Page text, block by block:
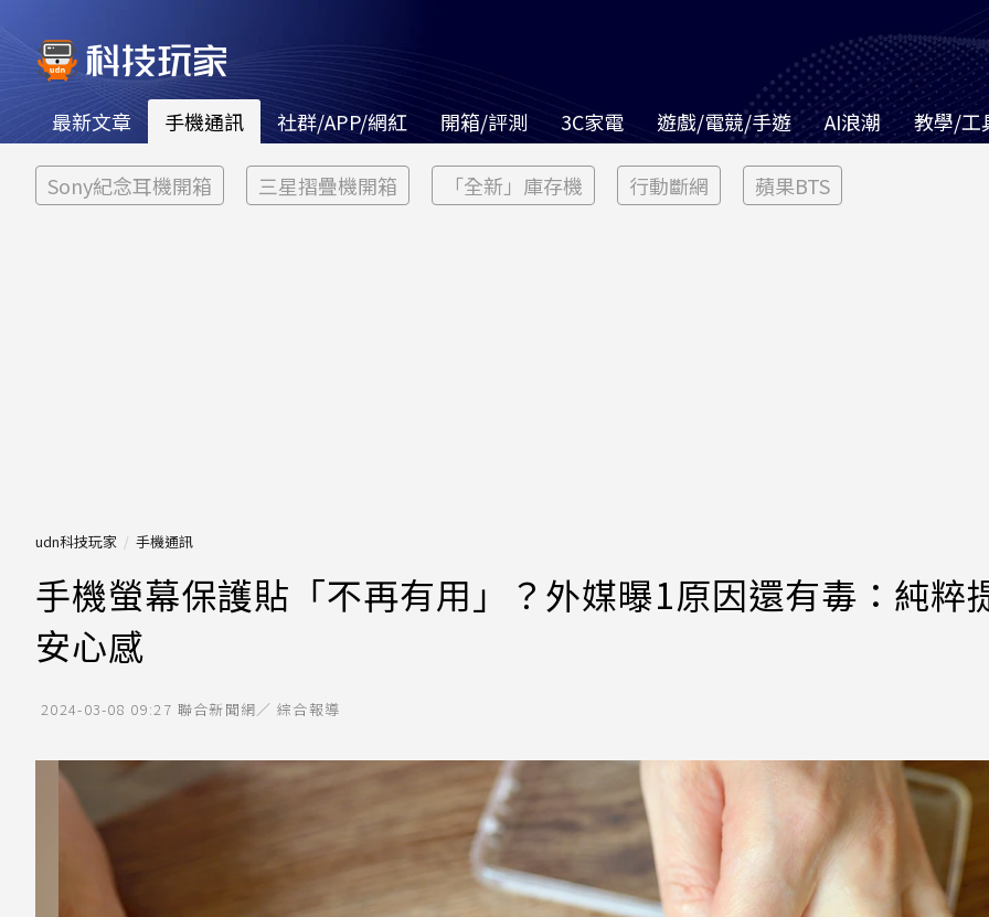
最新文章 手機通訊 社群/APP/網紅 開箱/評測 3C家電 遊戲/電競/手遊 AI浪潮 教學/工
Sony紀念耳機開箱 三星摺疊機開箱 「全新」庫存機 行動斷網 蘋果BTS
udn科技玩家 手機通訊
手機螢幕保護貼「不再有用」？外媒曝1原因還有毒：純粹
安心感
2024-03-08 09:27 聯合新聞網／ 綜合報導